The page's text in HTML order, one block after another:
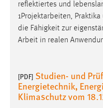
reflektiertes und
1Projektarbeiten, Praktika
die Fähigkeit zur
Arbeit in realen
[PDF] Studien- und
Energietechnik,
Klimaschutz vom